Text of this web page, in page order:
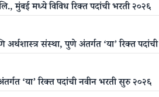
मुंबई मध्ये विविध रिक्त पदांची भरती २०२६
संस्था, पुणे अंतर्गत ‘या’ रिक्त
‘या’ रिक्त पदांची नवीन भरती सुरु २०२६